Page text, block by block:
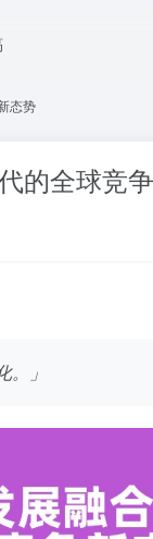
态势
的全球竞
」